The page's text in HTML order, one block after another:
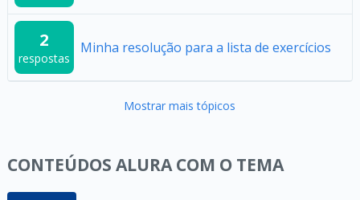
2
respostas
Minha resolução para a lista de exercícios
Mostrar mais tópicos
CONTEÚDOS ALURA COM O TEMA